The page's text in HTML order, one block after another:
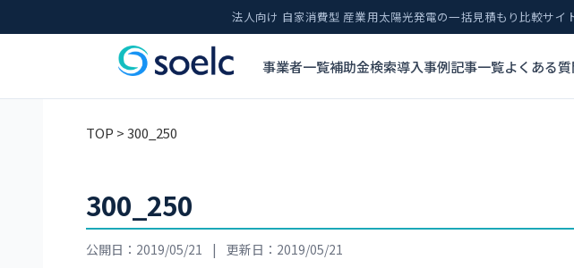
法人向け 自家消費型 産業用太陽光発電の一括見積もり比較サイ
事業者一覧補助金検索導入事例記事一覧よくある質
TOP > 300_250
300_250
公開日：2019/05/21 | 更新日：2019/05/21